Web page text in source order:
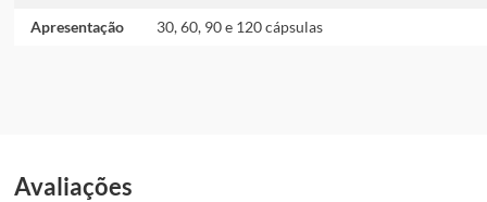
Apresentação 30, 60, 90 e 120 cápsulas
Avaliações